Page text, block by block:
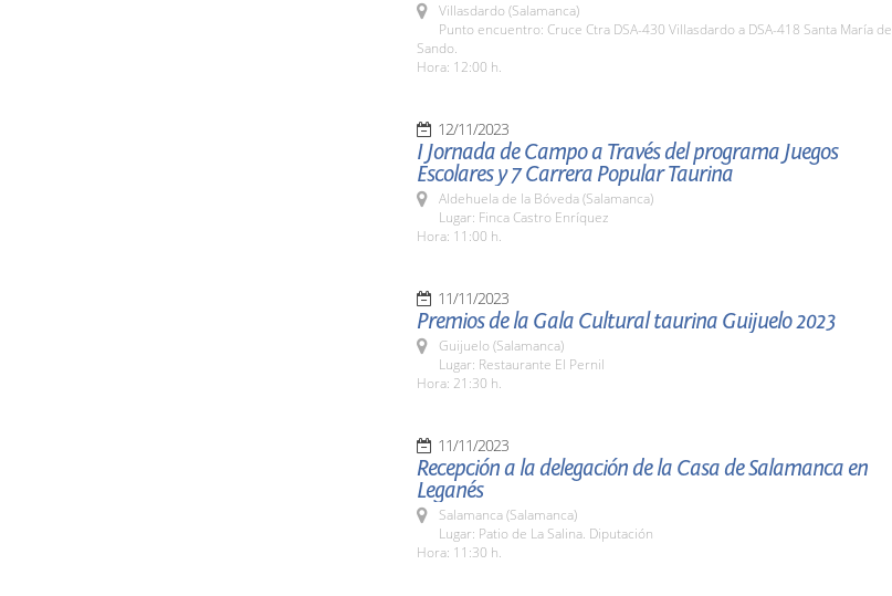
Villasdardo (Salamanca)
Punto encuentro: Cruce Ctra DSA-430 Villasdardo a DSA-418 Santa María de
Sando.
Hora: 12:00 h.
12/11/2023
I Jornada de Campo a Través del programa Juegos
Escolares y 7 Carrera Popular Taurina
Aldehuela de la Bóveda (Salamanca)
Lugar: Finca Castro Enríquez
Hora: 11:00 h.
11/11/2023
Premios de la Gala Cultural taurina Guijuelo 2023
Guijuelo (Salamanca)
Lugar: Restaurante El Pernil
Hora: 21:30 h.
11/11/2023
Recepción a la delegación de la Casa de Salamanca en
Leganés
Salamanca (Salamanca)
Lugar: Patio de La Salina. Diputación
Hora: 11:30 h.